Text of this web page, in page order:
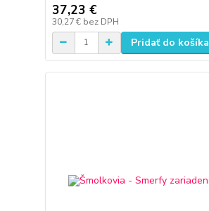
37,23 €
30,27 € bez DPH
Pridať do košíka